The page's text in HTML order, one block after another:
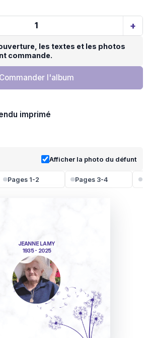
+
les textes et les photos
commande.
Commander l'album
imprimé
Afficher la photo du défunt
Pages 1-2 Pages 3-4
JEANNE LAMY
1935 - 2025